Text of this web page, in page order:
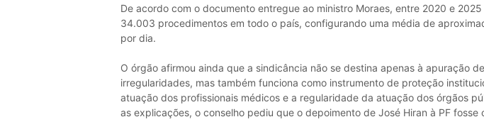
De acordo com o documento entregue ao ministro Moraes, entre 2020 e
34.003 procedimentos em todo o país, configurando uma média de
por dia.
O órgão afirmou ainda que a sindicância não se destina apenas à apuração
irregularidades, mas também funciona como instrumento de proteção
atuação dos profissionais médicos e a regularidade da atuação dos órgãos
as explicações, o conselho pediu que o depoimento de José Hiran à PF fosse